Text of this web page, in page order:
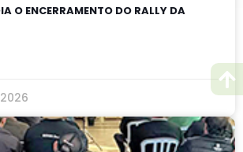
O ENCERRAMENTO DO RALLY DA